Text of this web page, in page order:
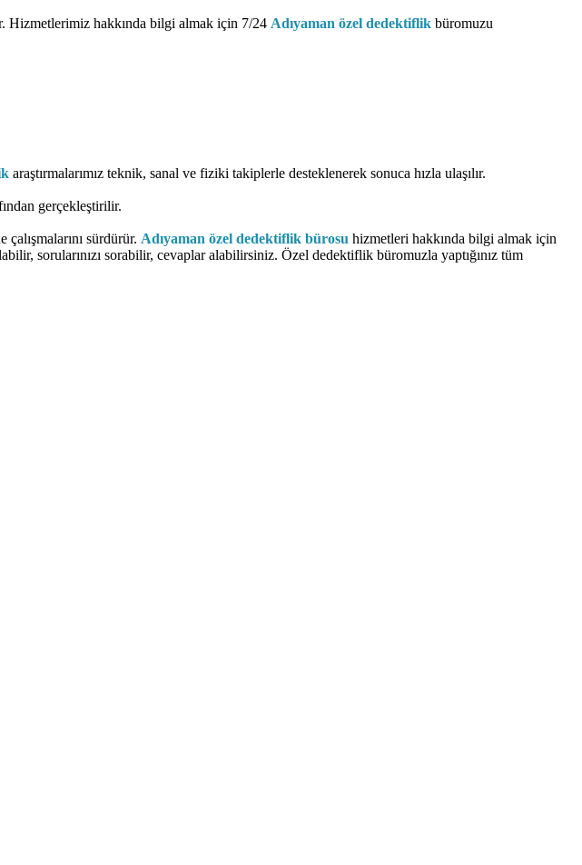
Hizmetlerimiz hakkında bilgi almak için 7/24 Adıyaman özel dedektiflik büromuzu
araştırmalarımız teknik, sanal ve fiziki takiplerle desteklenerek sonuca hızla ulaşılır.
gerçekleştirilir.
sürdürür. Adıyaman özel dedektiflik bürosu hizmetleri hakkında bilgi almak için
sorularınızı sorabilir, cevaplar alabilirsiniz. Özel dedektiflik büromuzla yaptığınız tüm